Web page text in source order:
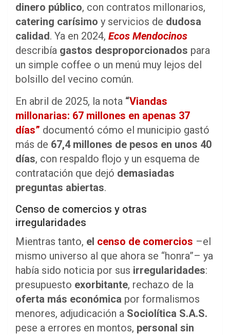
dinero público, con contratos millonarios,
catering carísimo y servicios de dudosa
calidad. Ya en 2024, Ecos Mendocinos
describía gastos desproporcionados para
un simple coffee o un menú muy lejos del
bolsillo del vecino común.
En abril de 2025, la nota “Viandas
millonarias: 67 millones en apenas 37
días” documentó cómo el municipio gastó
más de 67,4 millones de pesos en unos 40
días, con respaldo flojo y un esquema de
contratación que dejó demasiadas
preguntas abiertas.
Censo de comercios y otras
irregularidades
Mientras tanto, el censo de comercios –el
mismo universo al que ahora se “honra”– ya
había sido noticia por sus irregularidades:
presupuesto exorbitante, rechazo de la
oferta más económica por formalismos
menores, adjudicación a Sociolítica S.A.S.
pese a errores en montos, personal sin